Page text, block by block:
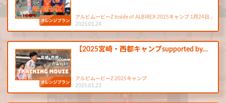
アルビムービーZ Inside of ALBIREX 2025キャンプ 1月24日…
2025.01.24
【2025宮崎・西都キャンプsupported by…
アルビムービーZ 2025キャンプ
2025.01.23